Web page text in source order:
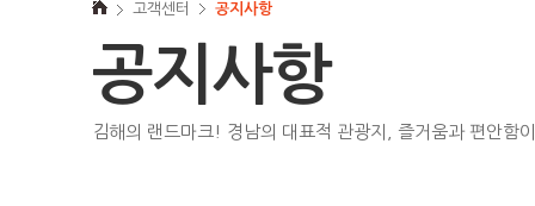
고객센터 공지사항
공지사항
김해의 랜드마크! 경남의 대표적 관광지, 즐거움과 편안함